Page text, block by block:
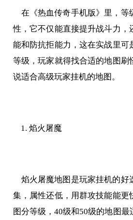
在《热血传奇手机版》里，等
性，它不仅能直接提升战斗力，
能和防抗拒能力，这在实战里可
等级，玩家就得找合适的地图刷
说适合高级玩家挂机的地图。
1. 焰火屠魔
焰火屠魔地图是玩家挂机的好
集，属性还低，用群攻技能能更
图分等级，40级和50级的地图